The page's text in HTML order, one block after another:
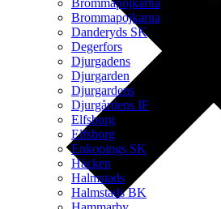
Brommapojkarna
Danderyds SK
Degerfors
Djurgadens
Djurgarden
Djurgardens
Djurgårdens IF
Elfsborg
Elfsborg
Enkopings SK
Häcken
Halmstads
Halmstads BK